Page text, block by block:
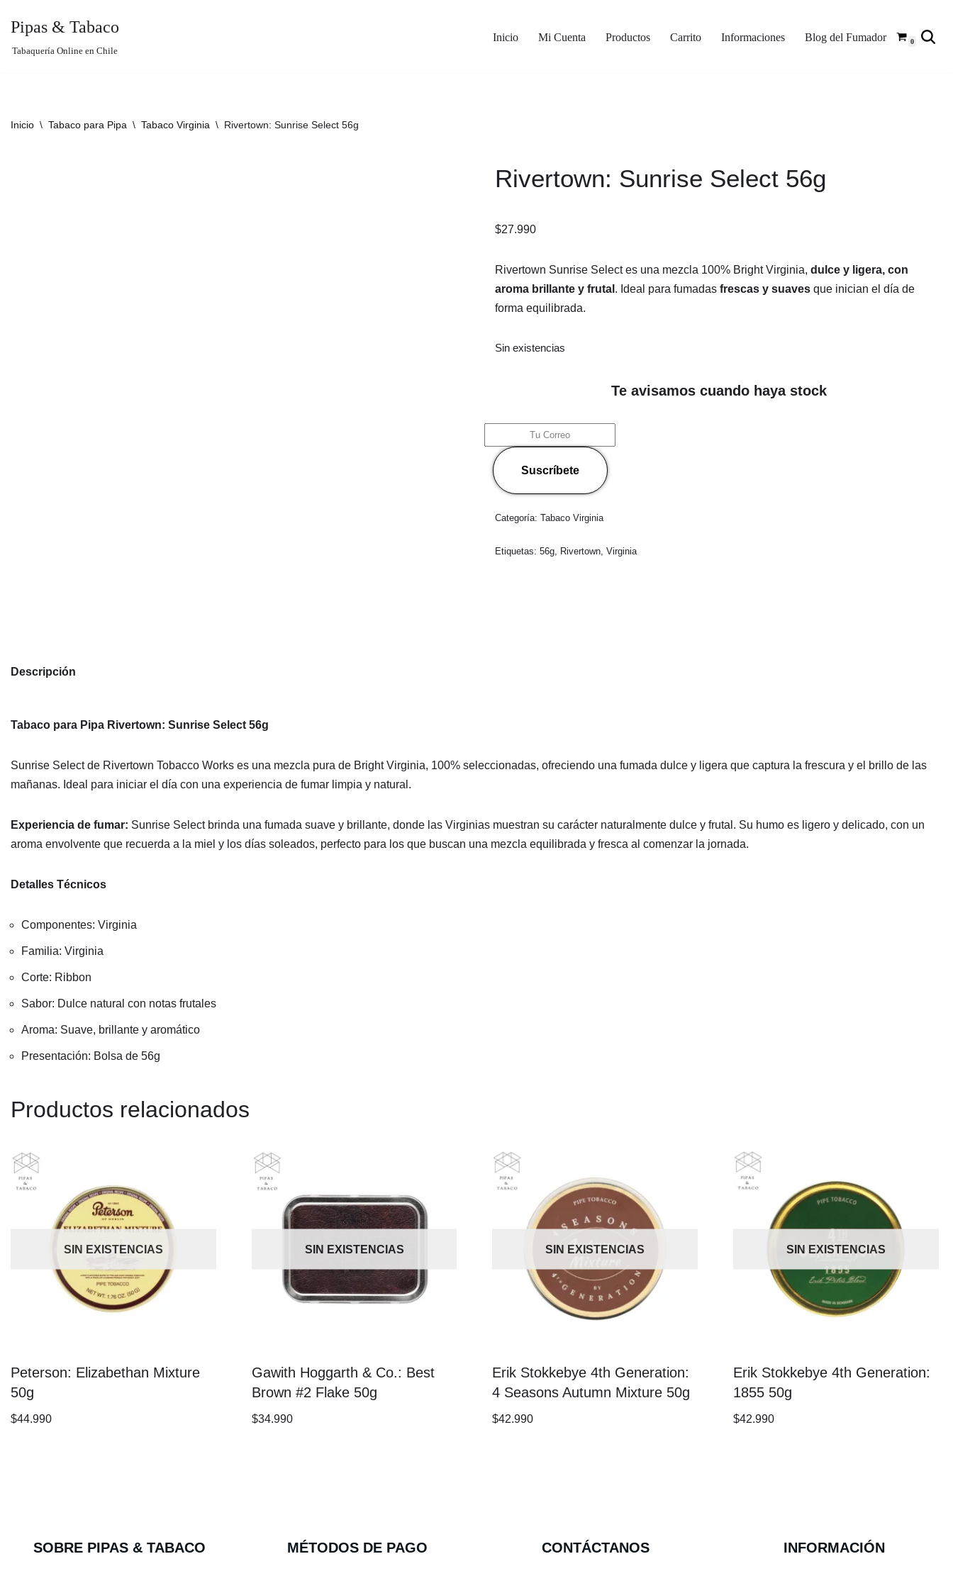
Saltar
Pipas & Tabaco
Tabaquería Online en Chile
Inicio Mi Cuenta Productos Carrito Informaciones Blog del Fumador 0
Inicio \ Tabaco para Pipa \ Tabaco Virginia \ Rivertown: Sunrise Select 56g
Rivertown: Sunrise Select 56g
$27.990
Rivertown Sunrise Select es una mezcla 100% Bright Virginia,dulce y ligera, con
aroma brillante y frutal . Ideal para fumadasfrescas y suaves que inician el día de
forma equilibrada.
Sin existencias
Te avisamos cuando haya stock
Suscríbete
Categoría:Tabaco Virginia
Etiquetas:56g, Rivertown,Virginia
Descripción
Tabaco para Pipa Rivertown: Sunrise Select 56g
Sunrise Select de Rivertown Tobacco Works es una mezcla pura de Bright Virginia, 100% seleccionadas, ofreciendo una fumada dulce y ligera que captura la frescura y el brillo de las
mañanas. Ideal para iniciar el día con una experiencia de fumar limpia y natural.
Experiencia de fumar: Sunrise Select brinda una fumada suave y brillante, donde las Virginias muestran su carácter naturalmente dulce y frutal. Su humo es ligero y delicado, con un
aroma envolvente que recuerda a la miel y los días soleados, perfecto para los que buscan una mezcla equilibrada y fresca al comenzar la jornada.
Detalles Técnicos
Componentes: Virginia
Familia: Virginia
Corte: Ribbon
Sabor: Dulce natural con notas frutales
Aroma: Suave, brillante y aromático
Presentación: Bolsa de 56g
Productos relacionados
SIN EXISTENCIAS
Peterson: Elizabethan Mixture
50g
$44.990
SIN EXISTENCIAS
Gawith Hoggarth & Co.: Best
Brown #2 Flake 50g
$34.990
SIN EXISTENCIAS
Erik Stokkebye 4th Generation:
4 Seasons Autumn Mixture 50g
$42.990
SIN EXISTENCIAS
Erik Stokkebye 4th Generation:
1855 50g
$42.990
SOBRE PIPAS & TABACO MÉTODOS DE PAGO CONTÁCTANOS INFORMACIÓN